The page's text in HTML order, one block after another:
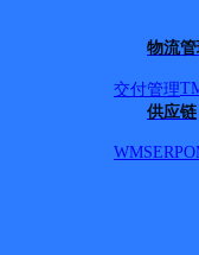
物流
交付管理
供应链
WMSERP